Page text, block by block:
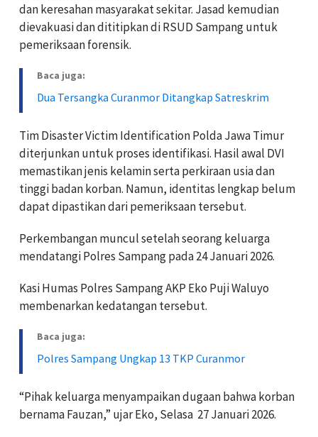
dan keresahan masyarakat sekitar. Jasad kemudian
dievakuasi dan dititipkan di RSUD Sampang untuk
pemeriksaan forensik.
Baca juga:
Dua Tersangka Curanmor Ditangkap Satreskrim
Tim Disaster Victim Identification Polda Jawa Timur
diterjunkan untuk proses identifikasi. Hasil awal DVI
memastikan jenis kelamin serta perkiraan usia dan
tinggi badan korban. Namun, identitas lengkap belum
dapat dipastikan dari pemeriksaan tersebut.
Perkembangan muncul setelah seorang keluarga
mendatangi Polres Sampang pada 24 Januari 2026.
Kasi Humas Polres Sampang AKP Eko Puji Waluyo
membenarkan kedatangan tersebut.
Baca juga:
Polres Sampang Ungkap 13 TKP Curanmor
“Pihak keluarga menyampaikan dugaan bahwa korban
bernama Fauzan,” ujar Eko, Selasa 27 Januari 2026.